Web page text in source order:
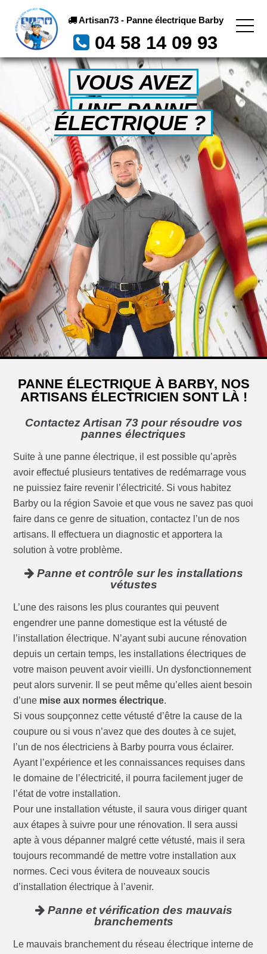
Artisan73 - Panne électrique Barby
04 58 14 09 93
VOUS AVEZ
UNE PANNE
ÉLECTRIQUE ?
PANNE ÉLECTRIQUE À BARBY, NOS
ARTISANS ÉLECTRICIEN SONT LÀ !
Contactez Artisan 73 pour résoudre vos
pannes électriques
Suite à une panne électrique, il est possible qu’après
avoir effectué plusieurs tentatives de redémarrage vous
ne puissiez faire revenir l’électricité. Si vous habitez
Barby ou la région Savoie et que vous ne savez pas quoi
faire dans ce genre de situation, contactez l’un de nos
artisans. Il effectuera un diagnostic et apportera la
solution à votre problème.
Panne et contrôle sur les installations
vétustes
L’une des raisons les plus courantes qui peuvent
engendrer une panne domestique est la vétusté de
l’installation électrique. N’ayant subi aucune rénovation
depuis un certain temps, les installations électriques de
votre maison peuvent avoir vieilli. Un dysfonctionnement
peut alors survenir. Il se peut même qu’elles aient besoin
d’une mise aux normes électrique.
Si vous soupçonnez cette vétusté d’être la cause de la
coupure ou si vous n’avez que des doutes à ce sujet,
l’un de nos électriciens à Barby pourra vous éclairer.
Ayant l’expérience et les connaissances requises dans
le domaine de l’électricité, il pourra facilement juger de
l’état de votre installation.
Pour une installation vétuste, il saura vous diriger quant
aux étapes à suivre pour une rénovation. Il sera aussi
apte à vous dépanner malgré cette vétusté, mais il sera
toujours recommandé de mettre votre installation aux
normes. Ceci vous évitera de nouveaux soucis
d’installation électrique à l’avenir.
Panne et vérification des mauvais
branchements
Le mauvais branchement du réseau électrique interne de